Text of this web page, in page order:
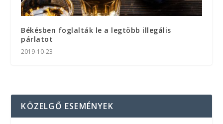
Békésben foglalták le a legtöbb illegális
párlatot
2019-10-23
KÖZELGŐ ESEMÉNYEK